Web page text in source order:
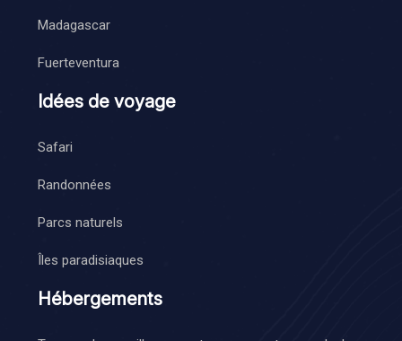
Madagascar
Fuerteventura
Idées de voyage
Safari
Randonnées
Parcs naturels
Îles paradisiaques
Hébergements